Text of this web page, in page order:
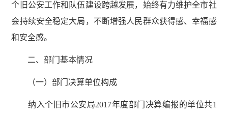
个旧公安工作和队伍建设跨越发展，始终有力维护全市社
会持续安全稳定大局，不断增强人民群众获得感、幸福感
和安全感。
二、部门基本情况
（一）部门决算单位构成
纳入个旧市公安局2017年度部门决算编报的单位共1